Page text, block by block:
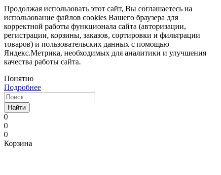
Продолжая использовать этот сайт, Вы соглашаетесь на
использование файлов cookies Вашего браузера для
корректной работы функционала сайта (авторизации,
регистрации, корзины, заказов, сортировки и фильтрации
товаров) и пользовательских данных с помощью
Яндекс.Метрика, необходимых для аналитики и улучшения
качества работы сайта.
Понятно
Подробнее
Найти
0
0
0
Корзина